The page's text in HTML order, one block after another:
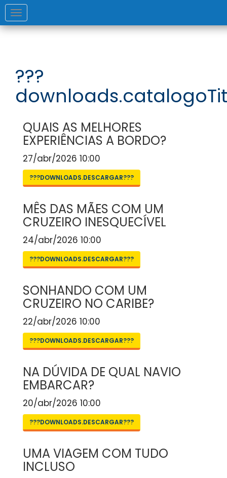
Toggle
navigation
???
QUAIS AS MELHORES
EXPERIÊNCIAS A BORDO?
27/abr/2026 10:00
???DOWNLOADS.DESCARGAR???
MÊS DAS MÃES COM UM
CRUZEIRO INESQUECÍVEL
24/abr/2026 10:00
???DOWNLOADS.DESCARGAR???
SONHANDO COM UM
CRUZEIRO NO CARIBE?
22/abr/2026 10:00
???DOWNLOADS.DESCARGAR???
NA DÚVIDA DE QUAL NAVIO
EMBARCAR?
20/abr/2026 10:00
???DOWNLOADS.DESCARGAR???
UMA VIAGEM COM TUDO
INCLUSO